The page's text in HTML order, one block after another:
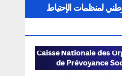
لمنظمات الإحتياط